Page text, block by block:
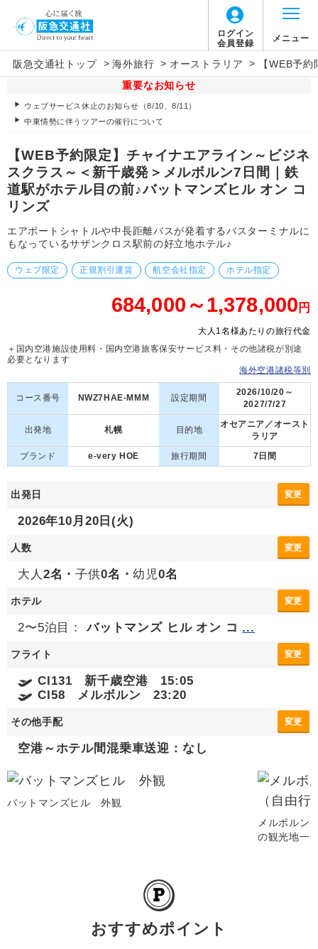
ログイン
会員登録
メニュー
阪急交通社トップ > 海外旅行 > オーストラリア >
【WEB予
重要なお知らせ
ウェブサービス休止のお知らせ（8/10、8/11）
中東情勢に伴うツアーの催行について
【WEB予約限定】チャイナエアライン～ビジネ
スクラス～＜新千歳発＞メルボルン7日間｜鉄
道駅がホテル目の前♪バットマンズヒル オン コ
リンズ
エアポートシャトルや中長距離バスが発着するバスターミナルに
もなっているサザンクロス駅前の好立地ホテル♪
ウェブ限定 正規割引運賃 航空会社指定 ホテル指定
684,000～1,378,000 円
大人1名様あたりの旅行代金
＋国内空港施設使用料・国内空港旅客保安サービス料・その他諸税が別途
必要となります
海外空港諸税等別
コース番号 NWZ7HAE-MMM 設定期間
2026/10/20～
2027/7/27
出発地 札幌 目的地
オセアニア／オースト
ラリア
ブランド
e-very HOE 旅行期間 7日間
出発日 変更
2026年10月20日(火)
人数 変更
大人 2名・子供0名・幼児0名
ホテル 変更
2〜5泊目： バットマンズ ヒル オン コ ...
フライト 変更
CI131 新千歳空港 15:05
CI58 メルボルン 23:20
その他手配 変更
空港～ホテル間混乗車送迎：なし
バットマンズヒル 外観
メルボルン
の観光地一
おすすめポイント